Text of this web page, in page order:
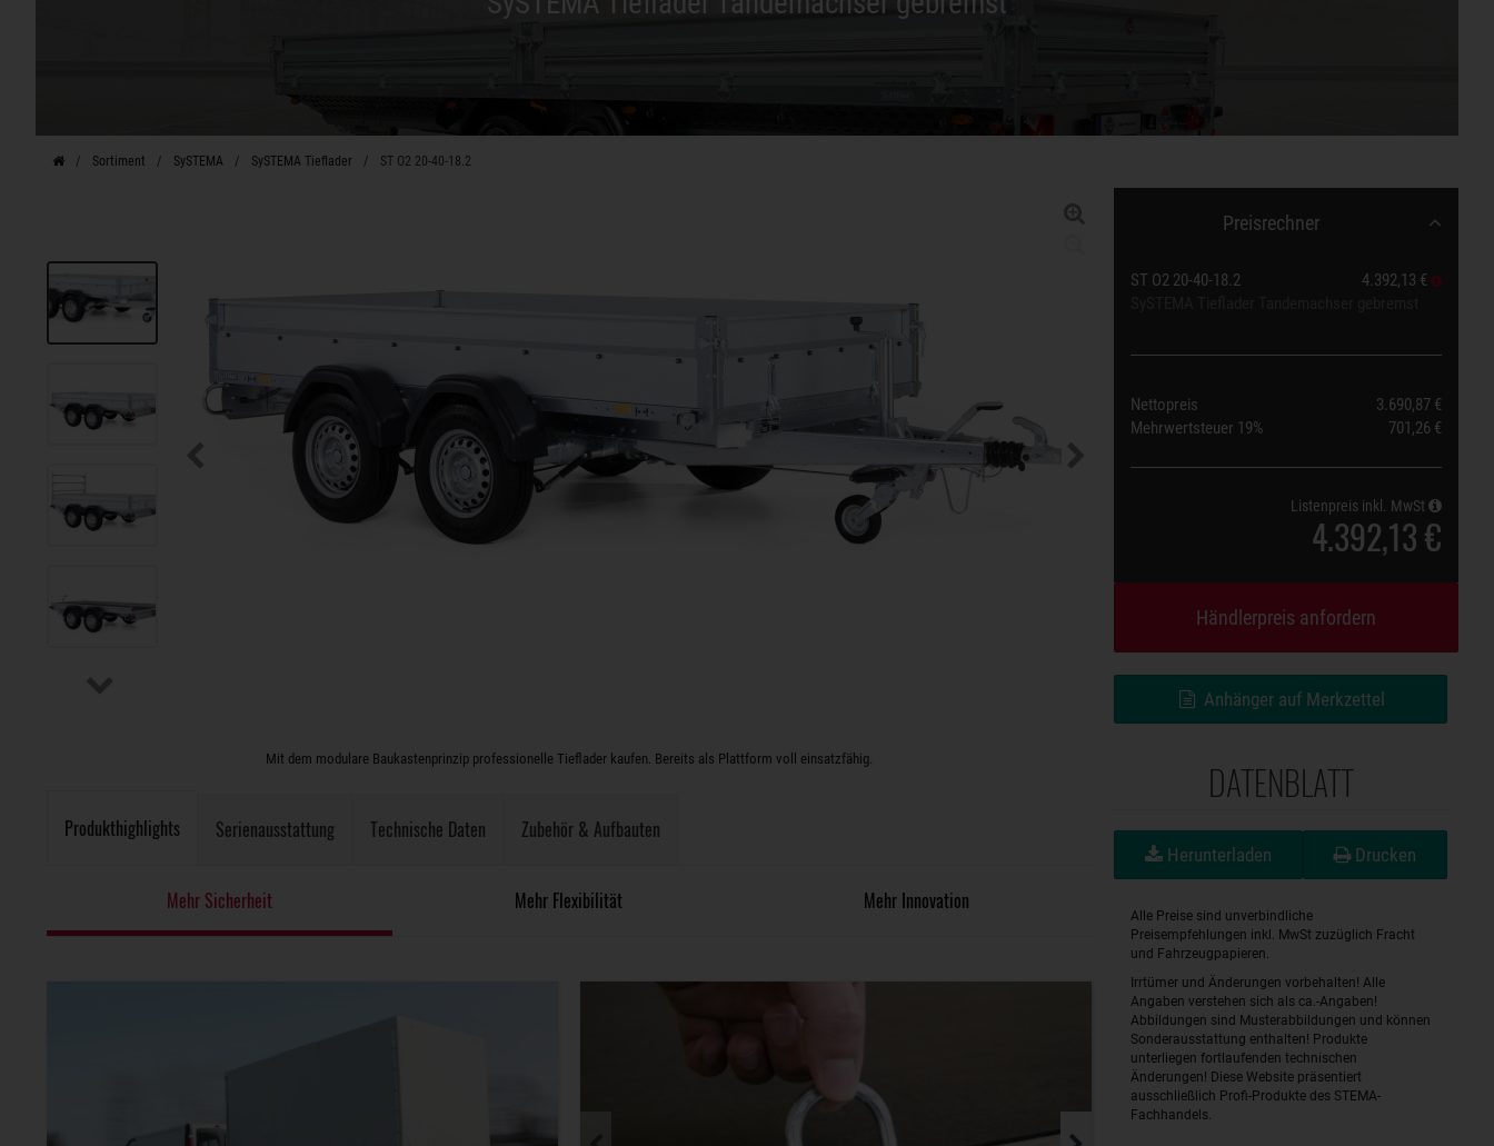
Sortiment SySTEMA SySTEMA Tieflader ST O2 20-40-18.2
Mit dem modulare Baukastenprinzip professionelle Tieflader kaufen. Bereits als Plattform voll einsatzfähig.
Produkthighlights Serienausstattung Technische Daten Zubehör & Aufbauten
Mehr Sicherheit Mehr Flexibilität Mehr Innovation
Preisrechner
ST O2 20-40-18.2
4.392,13 €
Nettopreis
3.690,87 €
Mehrwertsteuer 19% 701,26 €
Listenpreis inkl. MwSt
4.392,13 €
Händlerpreis anfordern
Anhänger auf Merkzettel
DATENBLATT
Herunterladen Drucken
Alle Preise sind unverbindliche
Preisempfehlungen inkl. MwSt zuzüglich Fracht
und Fahrzeugpapieren.
Irrtümer und Änderungen vorbehalten! Alle
Angaben verstehen sich als ca.-Angaben!
Abbildungen sind Musterabbildungen und können
Sonderausstattung enthalten! Produkte
unterliegen fortlaufenden technischen
Änderungen! Diese Website präsentiert
ausschließlich Profi-Produkte des STEMA-
Fachhandels.